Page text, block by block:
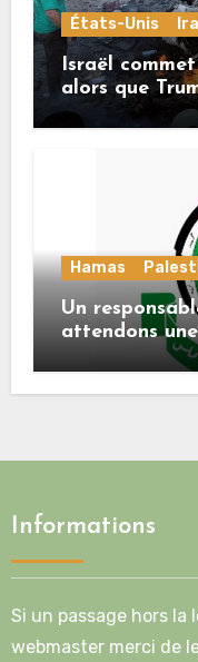
États-Unis
Israël
alors que
Hamas
Un
attendons
Mladenov
route de la
Informations
Si un passage hors la
webmaster merci de